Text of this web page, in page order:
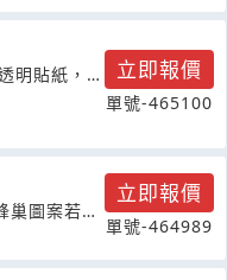
明貼紙，此
立即報價
單號-465100
巢圖案若沒
立即報價
單號-464989